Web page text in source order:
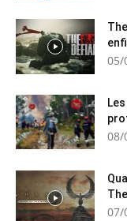
05/
08/
07/